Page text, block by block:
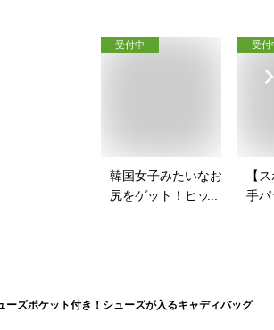
受付中
韓国女子みたいなお
尻をゲット！ヒップ
受付
【
手パ
ーズポケット付き！シューズが入るキャディバッグ